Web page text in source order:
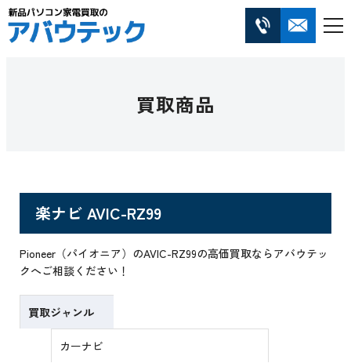
買取商品
楽ナビ AVIC-RZ99
Pioneer（パイオニア）のAVIC-RZ99の高価買取ならアバウテッ
クへご相談ください！
買取ジャンル
カーナビ